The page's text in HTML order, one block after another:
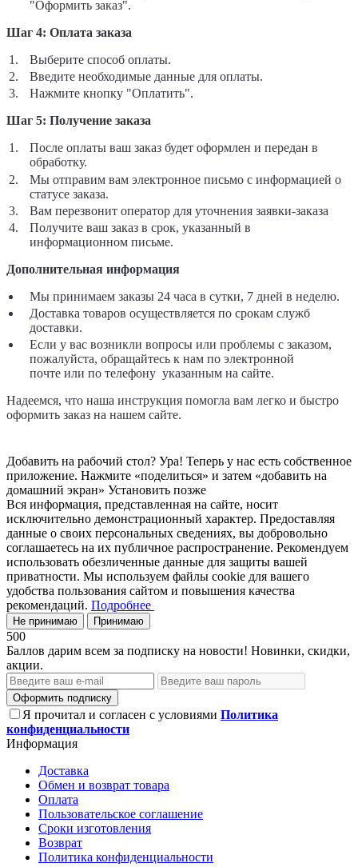
"Оформить заказ".
Шаг 4: Оплата заказа
Выберите способ оплаты.
Введите необходимые данные для оплаты.
Нажмите кнопку "Оплатить".
Шаг 5: Получение заказа
После оплаты ваш заказ будет оформлен и передан в
обработку.
Мы отправим вам электронное письмо с информацией о
статусе заказа.
Вам перезвонит оператор для уточнения заявки-заказа
Получите ваш заказ в срок, указанный в
информационном письме.
Дополнительная информация
Мы принимаем заказы 24 часа в сутки, 7 дней в неделю.
Доставка товаров осуществляется по срокам служб
доставки.
Если у вас возникли вопросы или проблемы с заказом,
пожалуйста, обращайтесь к нам по электронной
почте или по телефону указанным на сайте.
Надеемся, что наша инструкция помогла вам легко и быстро
оформить заказ на нашем сайте.
Добавить на рабочий стол? Ура! Теперь у нас есть собственное
приложение. Нажмите «поделиться» и затем «добавить на
домашний экран» Установить позже
Вся информация, представленная на сайте, носит
исключительно демонстрационный характер. Предоставляя
данные о своих персональных сведениях, вы добровольно
соглашаетесь на их публичное распространение. Рекомендуем
использовать обезличенные данные для защиты вашей
приватности. Мы используем файлы cookie для вашего
удобства пользования сайтом и повышения качества
рекомендаций. Подробнее
Не принимаю Принимаю
500
Баллов дарим всем за подписку на новости! Новинки, скидки,
акции.
Оформить подписку
Я прочитал и согласен с условиями Политика
конфиденциальности
Информация
Доставка
Обмен и возврат товара
Оплата
Пользовательское соглашение
Сроки изготовления
Возврат
Политика конфиденциальности